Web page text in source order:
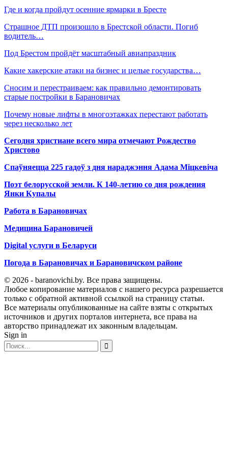
Где и когда пройдут осенние ярмарки в Бресте
Страшное ДТП произошло в Брестской области. Погиб
водитель…
Под Брестом пройдёт масштабный авиапраздник
Какие хакерские атаки на бизнес и целые государства…
Сносим и перестраиваем: как правильно демонтировать
старые постройки в Барановичах
Почему новые лифты в многоэтажках перестают работать
через несколько лет
Сегодня христиане всего мира отмечают Рождество
Христово
Спаўняецца 225 гадоў з дня нараджэння Адама Міцкевіча
Поэт белорусской земли. К 140-летию со дня рождения
Янки Купалы
Работа в Барановичах
Медицина Барановичей
Digital услуги в Беларуси
Погода в Барановичах и Барановичском районе
© 2026 - baranovichi.by. Все права защищены.
Любое копирование материалов с нашего ресурса разрешается
только с обратной активной ссылкой на страницу статьи.
Все материалы опубликованные на сайте взяты с открытых
источников и других порталов интернета, все права на
авторство принадлежат их законным владельцам.
Sign in